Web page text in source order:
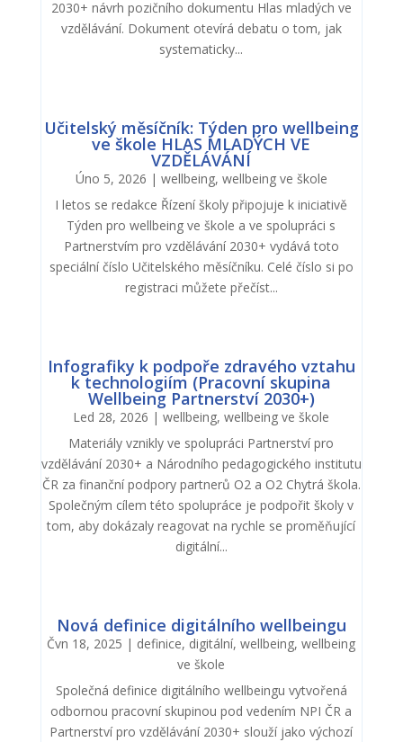
2030+ návrh pozičního dokumentu Hlas mladých ve
vzdělávání. Dokument otevírá debatu o tom, jak
systematicky...
Učitelský měsíčník: Týden pro wellbeing
ve škole HLAS MLADÝCH VE
VZDĚLÁVÁNÍ
Úno 5, 2026 | wellbeing, wellbeing ve škole
I letos se redakce Řízení školy připojuje k iniciativě
Týden pro wellbeing ve škole a ve spolupráci s
Partnerstvím pro vzdělávání 2030+ vydává toto
speciální číslo Učitelského měsíčníku. Celé číslo si po
registraci můžete přečíst...
Infografiky k podpoře zdravého vztahu
k technologiím (Pracovní skupina
Wellbeing Partnerství 2030+)
Led 28, 2026 |wellbeing,wellbeing ve škole
Materiály vznikly ve spolupráci Partnerství pro
vzdělávání 2030+ a Národního pedagogického institutu
ČR za finanční podpory partnerů O2 a O2 Chytrá škola.
Společným cílem této spolupráce je podpořit školy v
tom, aby dokázaly reagovat na rychle se proměňující
digitální...
Nová definice digitálního wellbeingu
Čvn 18, 2025 | definice, digitální,wellbeing,wellbeing
ve škole
Společná definice digitálního wellbeingu vytvořená
odbornou pracovní skupinou pod vedením NPI ČR a
Partnerství pro vzdělávání 2030+ slouží jako výchozí